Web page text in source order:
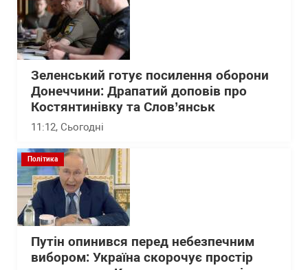
Зеленський готує посилення оборони
Донеччини: Драпатий доповів про
Костянтинівку та Слов’янськ
11:12, Сьогодні
Політика
Путін опинився перед небезпечним
вибором: Україна скорочує простір